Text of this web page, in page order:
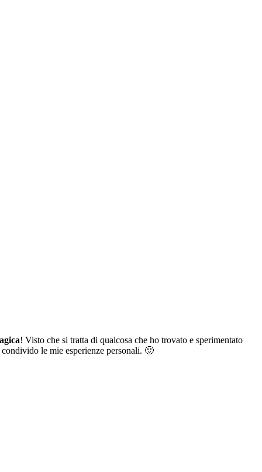
! Visto che si tratta di qualcosa che ho trovato e sperimentato
le mie esperienze personali. 🙂